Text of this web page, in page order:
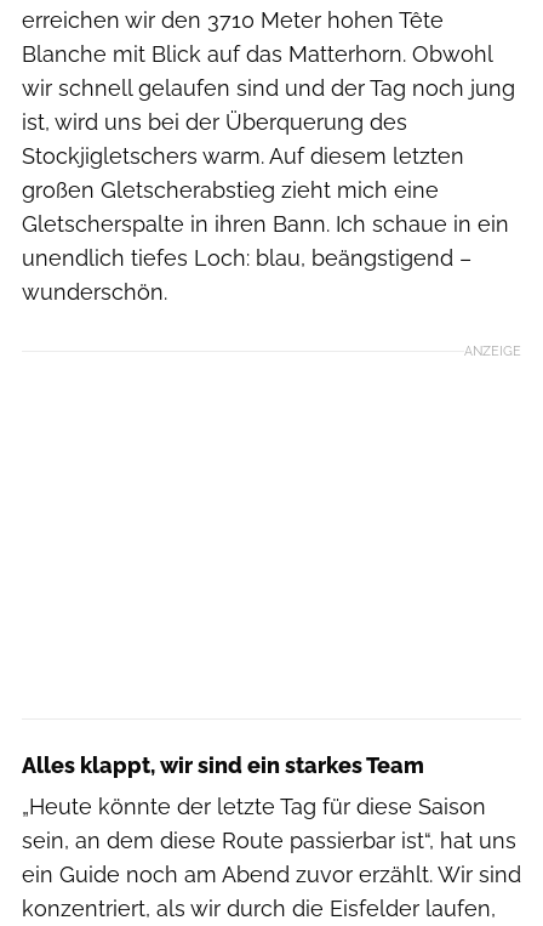
erreichen wir den 3710 Meter hohen Tête
Blanche mit Blick auf das Matterhorn. Obwohl
wir schnell gelaufen sind und der Tag noch jung
ist, wird uns bei der Überquerung des
Stockjigletschers warm. Auf diesem letzten
großen Gletscherabstieg zieht mich eine
Gletscherspalte in ihren Bann. Ich schaue in ein
unendlich tiefes Loch: blau, beängstigend –
wunderschön.
ANZEIGE
Alles klappt, wir sind ein starkes Team
„Heute könnte der letzte Tag für diese Saison
sein, an dem diese Route passierbar ist“, hat uns
ein Guide noch am Abend zuvor erzählt. Wir sind
konzentriert, als wir durch die Eisfelder laufen,